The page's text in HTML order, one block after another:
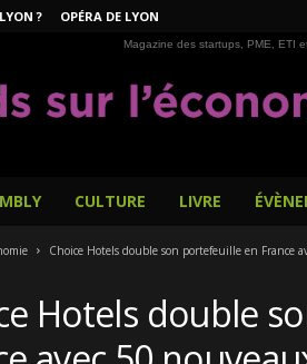
? OPÉRA DE LYON
Magazine des startups, PME, ETI
CULTURE LIVRE
Choice Hotels double son portefeuille en France
Hotels double